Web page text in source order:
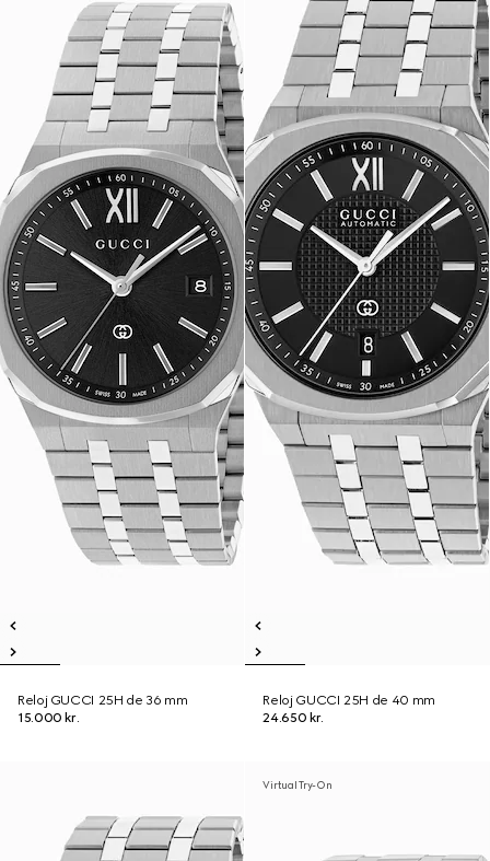
Reloj GUCCI 25H de 36 mm
15.000 kr.
Reloj GUCCI 25H de 40 mm
24.650 kr.
Virtual Try-On